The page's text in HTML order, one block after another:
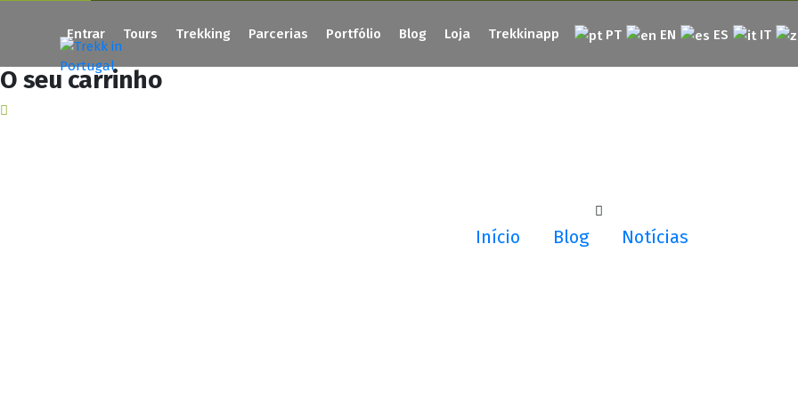
conteúdo
Entrar Tours Trekking Parcerias Portfólio Blog Loja Trekkinapp IT
ES
EN
PT
O seu carrinho
Início Blog
Notícias